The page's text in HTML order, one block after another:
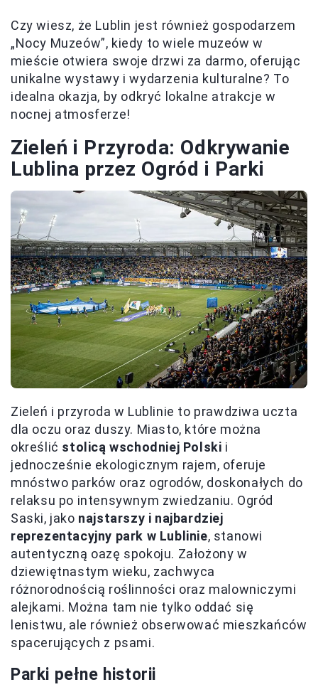
Czy wiesz, że Lublin jest również gospodarzem
„Nocy Muzeów”, kiedy to wiele muzeów w
mieście otwiera swoje drzwi za darmo, oferując
unikalne wystawy i wydarzenia kulturalne? To
idealna okazja, by odkryć lokalne atrakcje w
nocnej atmosferze!
Zieleń i Przyroda: Odkrywanie
Lublina przez Ogród i Parki
Zieleń i przyroda w Lublinie to prawdziwa uczta
dla oczu oraz duszy. Miasto, które można
określić stolicą wschodniej Polski i
jednocześnie ekologicznym rajem, oferuje
mnóstwo parków oraz ogrodów, doskonałych do
relaksu po intensywnym zwiedzaniu. Ogród
Saski, jako najstarszy i najbardziej
reprezentacyjny park w Lublinie, stanowi
autentyczną oazę spokoju. Założony w
dziewiętnastym wieku, zachwyca
różnorodnością roślinności oraz malowniczymi
alejkami. Można tam nie tylko oddać się
lenistwu, ale również obserwować mieszkańców
spacerujących z psami.
Parki pełne historii